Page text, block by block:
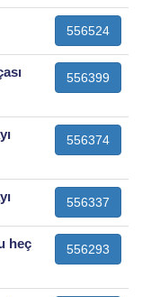
556524
556399
556374
556337
heç
556293